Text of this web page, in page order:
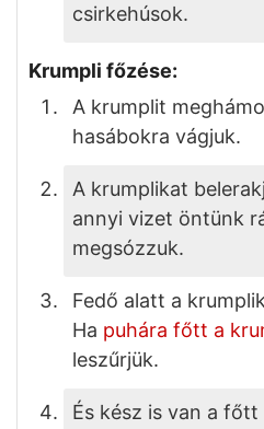
csirkehúsok.
Krumpli főzése:
A krumplit
hasábokra vágjuk.
A krumplikat
annyi vizet öntünk
megsózzuk.
Fedő alatt a
Ha puhára főtt a
leszűrjük.
És kész is van a